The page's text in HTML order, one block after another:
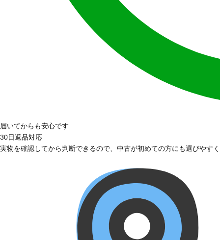
届いてからも安心です
30日返品対応
実物を確認してから判断できるので、中古が初めての方にも選びやす